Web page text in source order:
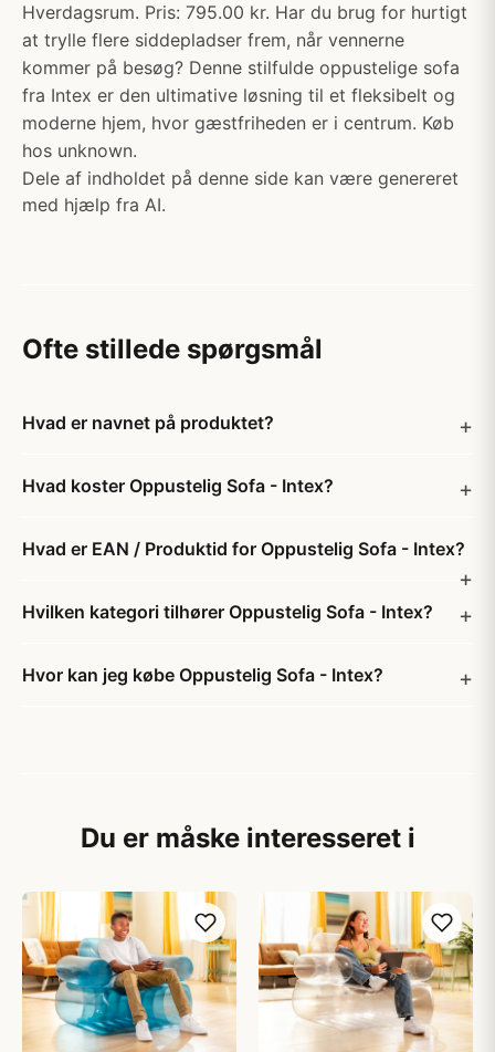
Hverdagsrum. Pris: 795.00 kr. Har du brug for hurtigt
at trylle flere siddepladser frem, når vennerne
kommer på besøg? Denne stilfulde oppustelige sofa
fra Intex er den ultimative løsning til et fleksibelt og
moderne hjem, hvor gæstfriheden er i centrum. Køb
hos unknown.
Dele af indholdet på denne side kan være genereret
med hjælp fra AI.
Ofte stillede spørgsmål
Hvad er navnet på produktet?
Hvad koster Oppustelig Sofa - Intex?
Hvad er EAN / Produktid for Oppustelig Sofa - Intex?
Hvilken kategori tilhører Oppustelig Sofa - Intex?
Hvor kan jeg købe Oppustelig Sofa - Intex?
Du er måske interesseret i